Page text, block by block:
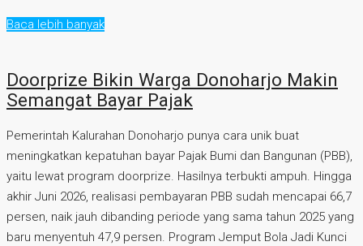
Baca lebih banyak
Doorprize Bikin Warga Donoharjo Makin
Semangat Bayar Pajak
Pemerintah Kalurahan Donoharjo punya cara unik buat
meningkatkan kepatuhan bayar Pajak Bumi dan Bangunan (PBB),
yaitu lewat program doorprize. Hasilnya terbukti ampuh. Hingga
akhir Juni 2026, realisasi pembayaran PBB sudah mencapai 66,7
persen, naik jauh dibanding periode yang sama tahun 2025 yang
baru menyentuh 47,9 persen. Program Jemput Bola Jadi Kunci